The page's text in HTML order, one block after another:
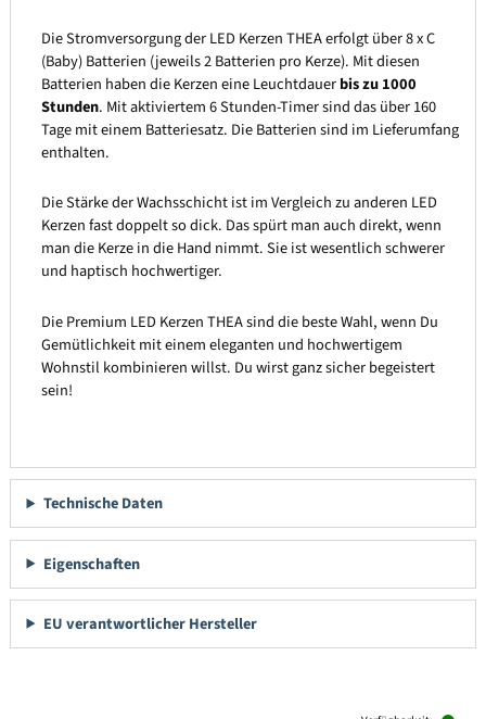
Die Stromversorgung der LED Kerzen THEA erfolgt über 8 x C
(Baby) Batterien (jeweils 2 Batterien pro Kerze). Mit diesen
Batterien haben die Kerzen eine Leuchtdauerbis zu 1000
Stunden. Mit aktiviertem 6 Stunden-Timer sind das über 160
Tage mit einem Batteriesatz. Die Batterien sind im Lieferumfang
enthalten.
Die Stärke der Wachsschicht ist im Vergleich zu anderen LED
Kerzen fast doppelt so dick. Das spürt man auch direkt, wenn
man die Kerze in die Hand nimmt. Sie ist wesentlich schwerer
und haptisch hochwertiger.
Die Premium LED Kerzen THEA sind die beste Wahl, wenn Du
Gemütlichkeit mit einem eleganten und hochwertigem
Wohnstil kombinieren willst. Du wirst ganz sicher begeistert
sein!
Technische Daten
Eigenschaften
EU verantwortlicher Hersteller